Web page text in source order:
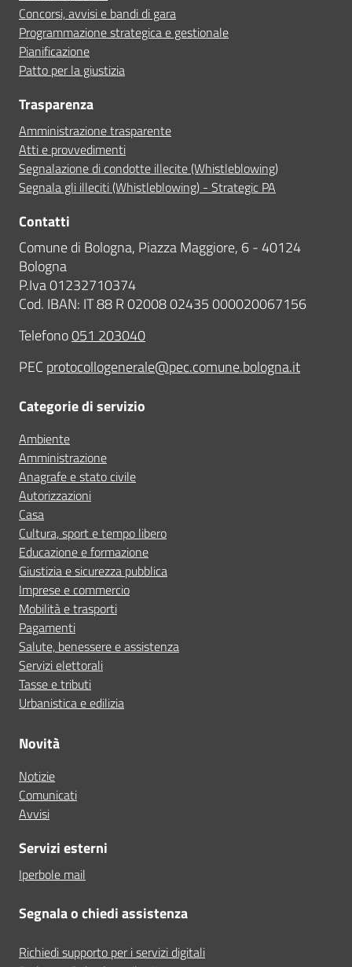
Concorsi, avvisi e bandi di gara
Programmazione strategica e gestionale
Pianificazione
Patto per la giustizia
Trasparenza
Amministrazione trasparente
Atti e provvedimenti
Segnalazione di condotte illecite (Whistleblowing)
Segnala gli illeciti (Whistleblowing) - Strategic PA
Contatti
Comune di Bologna, Piazza Maggiore, 6 - 40124
Bologna
P.Iva 01232710374
Cod. IBAN: IT 88 R 02008 02435 000020067156
Telefono051 203040
PEC protocollogenerale@pec.comune.bologna.it
Categorie di servizio
Ambiente
Amministrazione
Anagrafe e stato civile
Autorizzazioni
Casa
Cultura, sport e tempo libero
Educazione e formazione
Giustizia e sicurezza pubblica
Imprese e commercio
Mobilità e trasporti
Pagamenti
Salute, benessere e assistenza
Servizi elettorali
Tasse e tributi
Urbanistica e edilizia
Novità
Notizie
Comunicati
Avvisi
Servizi esterni
Iperbole mail
Segnala o chiedi assistenza
Richiedi supporto per i servizi digitali